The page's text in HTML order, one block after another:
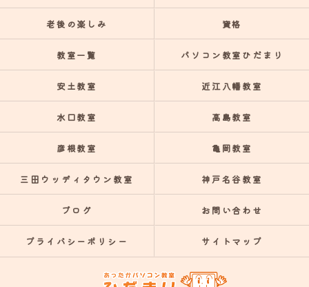
老後の楽しみ 資格
教室一覧 パソコン教室ひだまり
安土教室 近江八幡教室
水口教室 高島教室
彦根教室 亀岡教室
三田ウッディタウン教室 神戸名谷教室
ブログ お問い合わせ
プライバシーポリシー サイトマップ